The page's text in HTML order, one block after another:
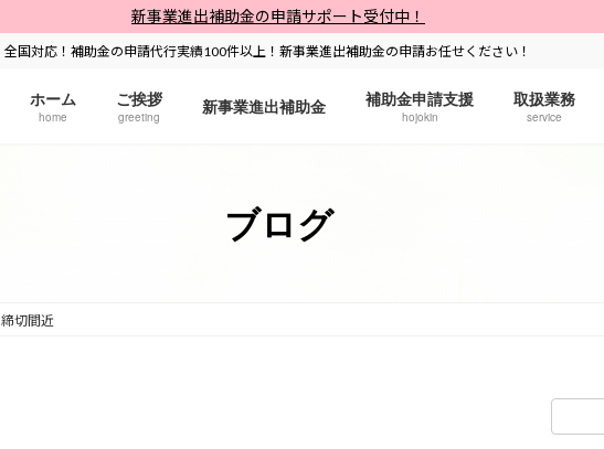
新事業進出補助金の申請サポート受付中！
全国対応！補助金の申請代行実績100件以上！新事業進出補助金の申請お任せください！
ホーム
home
ご挨拶
greeting 新事業進出補助金 補助金申請支援
hojokin
取扱業務
service
ブログ
締切間近